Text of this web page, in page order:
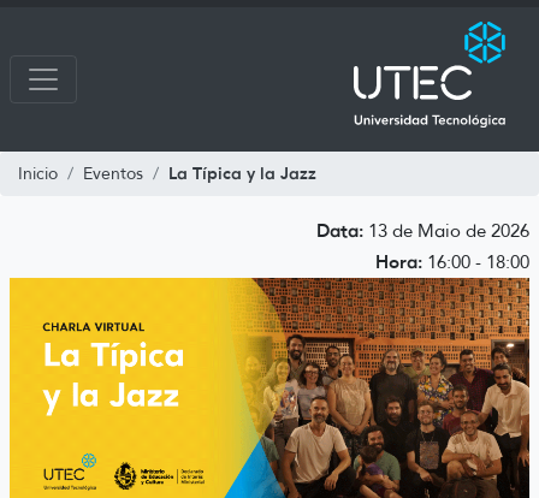
Inicio Eventos La Típica y la Jazz
Data: 13 de Maio de 2026
Hora: 16:00 - 18:00